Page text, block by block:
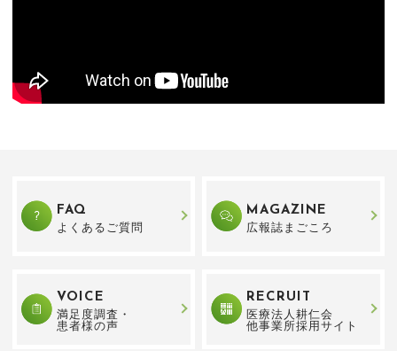
FAQ
よくあるご質問
MAGAZINE
広報誌まごころ
VOICE
満足度調査・
患者様の声
RECRUIT
医療法人耕仁会
他事業所採用サイト